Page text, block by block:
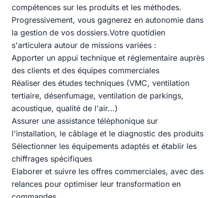
compétences sur les produits et les méthodes.
Progressivement, vous gagnerez en autonomie dans
la gestion de vos dossiers.Votre quotidien
s'articulera autour de missions variées :
Apporter un appui technique et réglementaire auprès
des clients et des équipes commerciales
Réaliser des études techniques (VMC, ventilation
tertiaire, désenfumage, ventilation de parkings,
acoustique, qualité de l'air...)
Assurer une assistance téléphonique sur
l'installation, le câblage et le diagnostic des produits
Sélectionner les équipements adaptés et établir les
chiffrages spécifiques
Elaborer et suivre les offres commerciales, avec des
relances pour optimiser leur transformation en